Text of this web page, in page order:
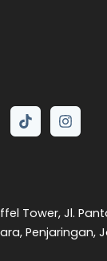
Tower, Jl.
Penjaringan,